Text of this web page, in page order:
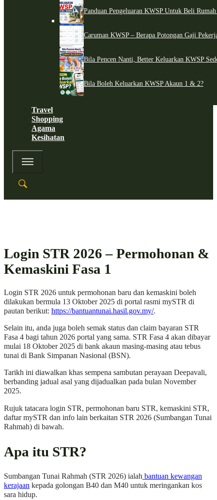
Panduan Pengeluaran KWSP Untuk Beli
Caruman KWSP – Berapa Potongan Gaji
Bila Pencen Nanti, Better Keluarkan KWSP
Bila Boleh Keluarkan KWSP Akaun 1 & 2?
Travel
Shopping
Agama
Kesihatan
Login STR 2026 – Permohonan &
Kemaskini Fasa 1
Login STR 2026 untuk permohonan baru dan kemaskini boleh
dilakukan bermula 13 Oktober 2025 di portal rasmi mySTR di
pautan berikut: https://bantuantunai.hasil.gov.my/.
Selain itu, anda juga boleh semak status dan claim bayaran STR
Fasa 4 bagi tahun 2026 portal yang sama. STR Fasa 4 akan dibayar
mulai 18 Oktober 2025 di bank akaun masing-masing atau tebus
tunai di Bank Simpanan Nasional (BSN).
Tarikh ini diawalkan khas sempena sambutan perayaan Deepavali,
berbanding jadual asal yang dijadualkan pada bulan November
2025.
Rujuk tatacara login STR, permohonan baru STR, kemaskini STR,
daftar mySTR dan info lain berkaitan STR 2026 (Sumbangan Tunai
Rahmah) di bawah.
Apa itu STR?
Sumbangan Tunai Rahmah (STR 2026) ialah bantuan kewangan
kerajaan kepada golongan B40 dan M40 untuk meringankan kos
sara hidup.